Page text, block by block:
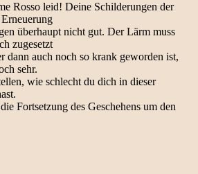
Rosso leid! Deine Schilderungen der
überhaupt nicht gut. Der Lärm muss
zugesetzt
dann auch noch so krank geworden ist,
sehr.
wie schlecht du dich in dieser
Fortsetzung des Geschehens um den